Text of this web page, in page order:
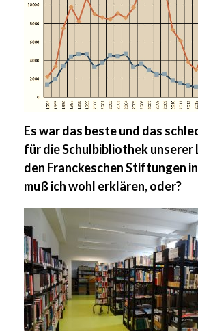
Es war das beste und das
für die Schulbibliothek unserer
den Franckeschen Stiftungen
muß ich wohl erklären, oder?